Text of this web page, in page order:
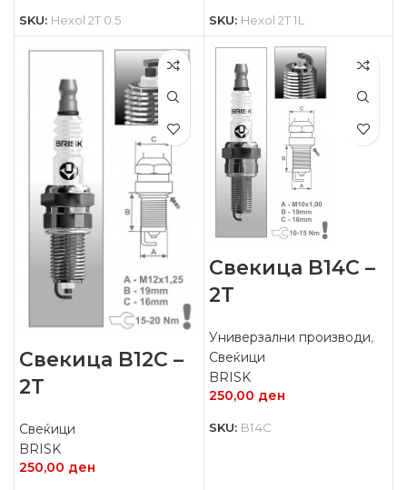
SKU: Hexol 2T 0.5 SKU: Hexol 2T 1L
Свекица B12C –
2Т
Свеќици
BRISK
250,00 ден
Свекица B14C –
2Т
Универзални производи,
Свеќици
BRISK
250,00 ден
SKU: B14C